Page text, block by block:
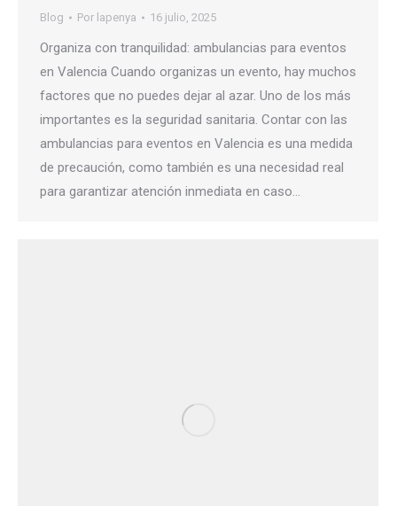
Blog Por lapenya 16 julio, 2025
Organiza con tranquilidad: ambulancias para eventos
en Valencia Cuando organizas un evento, hay muchos
factores que no puedes dejar al azar. Uno de los más
importantes es la seguridad sanitaria. Contar con las
ambulancias para eventos en Valencia es una medida
de precaución, como también es una necesidad real
para garantizar atención inmediata en caso…